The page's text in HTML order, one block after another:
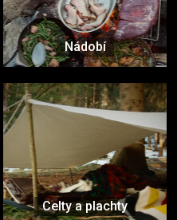
Nádobí
Celty a plachty